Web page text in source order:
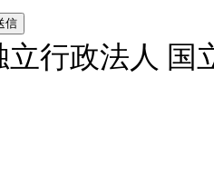
立行政法人 国